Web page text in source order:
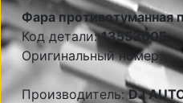
Фара противотуманная
Код детали:1355300E
Оригинальный номер:
Производитель:DJ